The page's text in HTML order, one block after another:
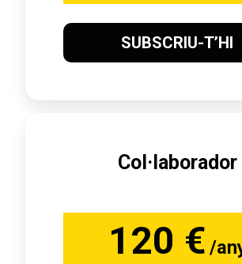
SUBSCRIU-T’HI
Col·laborador
120 € /